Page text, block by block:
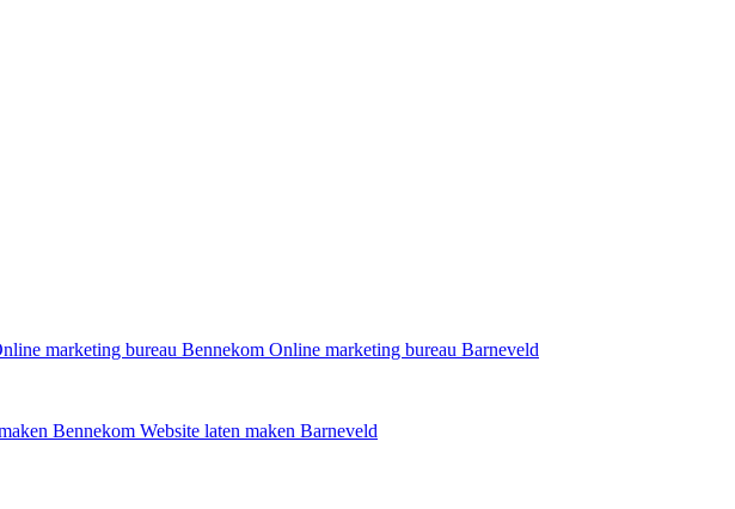
marketing bureau Bennekom Online marketing bureau Barneveld
Bennekom Website laten maken Barneveld